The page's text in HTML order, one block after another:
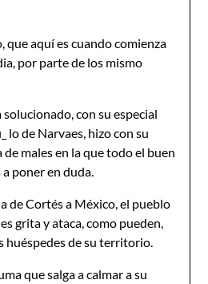
que aquí es cuando comienza
por parte de los mismo
con su especial
lo de Narvaes, hizo con su
males en la que todo el buen
poner en duda.
de Cortés a México, el pueblo
grita y ataca, como pueden,
huéspedes de su territorio.
que salga a calmar a su